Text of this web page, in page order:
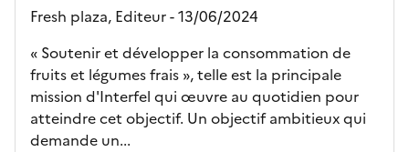
Fresh plaza, Editeur- 13/06/2024
« Soutenir et développer la consommation de
fruits et légumes frais », telle est la principale
mission d'Interfel qui œuvre au quotidien pour
atteindre cet objectif. Un objectif ambitieux qui
demande un...